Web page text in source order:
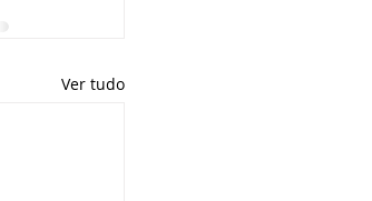
Ver tudo